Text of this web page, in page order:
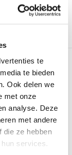
te
te bieden
Ook delen we
met onze
analyse. Deze
met andere
die ze hebben
services.
Violette
heeft de look
geen strepen.
look: